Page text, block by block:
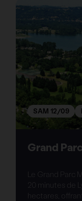
SAM 12/09
Grand
Le Grand Parc
20 minutes de
hectares,